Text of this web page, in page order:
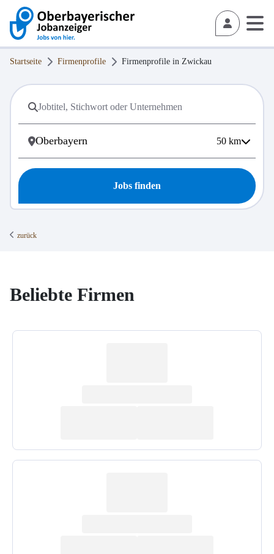
Startseite Firmenprofile Firmenprofile in Zwickau
50 km
Jobs finden
zurück
Beliebte Firmen